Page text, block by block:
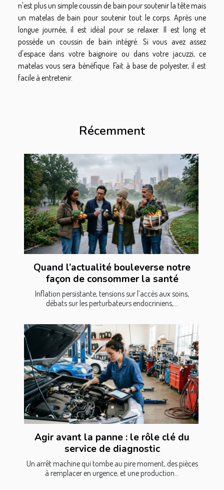
n'est plus un simple coussin de bain pour soutenir la tête mais
un matelas de bain pour soutenir tout le corps. Après une
longue journée, il est idéal pour se relaxer. Il est long et
possède un coussin de bain intégré. Si vous avez assez
d'espace dans votre baignoire ou dans votre jacuzzi, ce
matelas vous sera bénéfique. Fait à base de polyester, il est
facile à entretenir.
Récemment
Quand l’actualité bouleverse notre
façon de consommer la santé
Inflation persistante, tensions sur l’accès aux soins,
débats sur les perturbateurs endocriniens,...
Agir avant la panne : le rôle clé du
service de diagnostic
Un arrêt machine qui tombe au pire moment, des pièces
à remplacer en urgence, et une production...